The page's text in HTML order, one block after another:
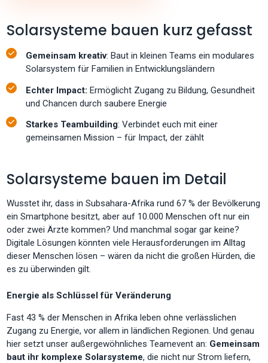
Solarsysteme bauen kurz gefasst
Gemeinsam kreativ: Baut in kleinen Teams ein modulares
Solarsystem für Familien in Entwicklungsländern
Echter Impact: Ermöglicht Zugang zu Bildung, Gesundheit
und Chancen durch saubere Energie
Starkes Teambuilding: Verbindet euch mit einer
gemeinsamen Mission – für Impact, der zählt
Solarsysteme bauen im Detail
Wusstet ihr, dass in Subsahara-Afrika rund 67 % der Bevölkerung
ein Smartphone besitzt, aber auf 10.000 Menschen oft nur ein
oder zwei Ärzte kommen? Und manchmal sogar gar keine?
Digitale Lösungen könnten viele Herausforderungen im Alltag
dieser Menschen lösen – wären da nicht die großen Hürden, die
es zu überwinden gilt.
Energie als Schlüssel für Veränderung
Fast 43 % der Menschen in Afrika leben ohne verlässlichen
Zugang zu Energie, vor allem in ländlichen Regionen. Und genau
hier setzt unser außergewöhnliches Teamevent an: Gemeinsam
baut ihr komplexe Solarsysteme, die nicht nur Strom liefern,